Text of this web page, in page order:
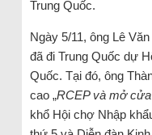
Trung Quốc.
Ngày 5/11, ông Lê
đã đi Trung Quốc dự
Quốc. Tại đó, ông
cao „RCEP và mở
khổ Hội chợ Nhập